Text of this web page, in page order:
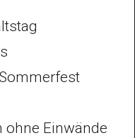
keine
der
sich durch
absolutes
ohne Einwände